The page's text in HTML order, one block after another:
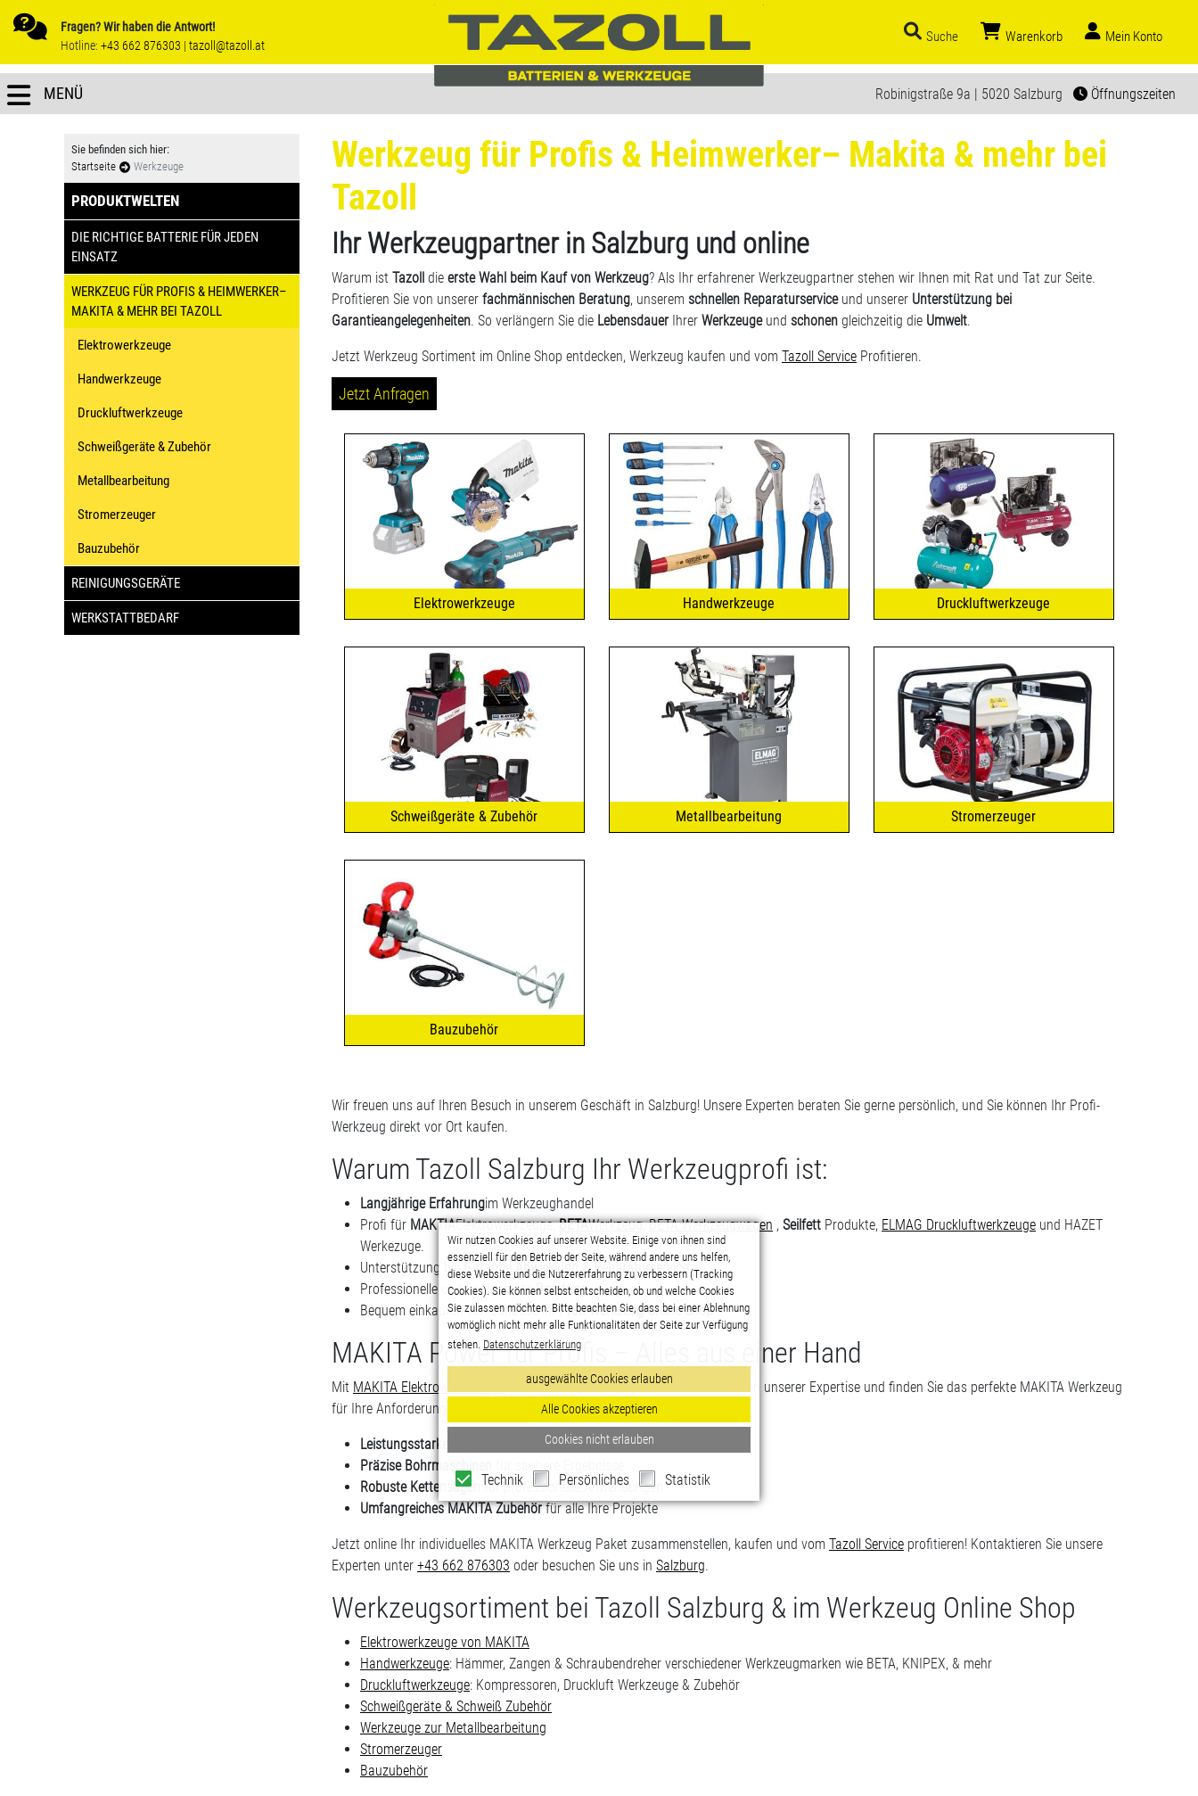
Fragen? Wir haben die Antwort!
Hotline: +43 662 876303 | tazoll@tazoll.at
Mein Konto
Warenkorb
Suche
MENÜ Robinigstraße 9a | 5020 Salzburg Öffnungszeiten
Sie befinden sich hier:
Startseite
Werkzeuge
PRODUKTWELTEN
DIE RICHTIGE BATTERIE FÜR JEDEN
EINSATZ
WERKZEUG FÜR PROFIS & HEIMWERKER–
MAKITA & MEHR BEI TAZOLL
Elektrowerkzeuge
Handwerkzeuge
Druckluftwerkzeuge
Schweißgeräte & Zubehör
Metallbearbeitung
Stromerzeuger
Bauzubehör
REINIGUNGSGERÄTE
WERKSTATTBEDARF
Werkzeug für Profis & Heimwerker– Makita & mehr bei
Tazoll
Ihr Werkzeugpartner in Salzburg und online
Warum ist Tazoll die erste Wahl beim Kauf von Werkzeug? Als Ihr erfahrener Werkzeugpartner stehen wir Ihnen mit Rat und Tat zur Seite.
Profitieren Sie von unserer fachmännischen Beratung, unserem schnellen Reparaturserviceund unserer Unterstützung bei
Garantieangelegenheiten. So verlängern Sie die LebensdauerIhrer Werkzeugeund schonen gleichzeitig die Umwelt.
Jetzt Werkzeug Sortiment im Online Shop entdecken, Werkzeug kaufen und vom Tazoll Service Profitieren.
Jetzt Anfragen
Elektrowerkzeuge Handwerkzeuge Druckluftwerkzeuge
Schweißgeräte & Zubehör Metallbearbeitung Stromerzeuger
Bauzubehör
Wir freuen uns auf Ihren Besuch in unserem Geschäft in Salzburg! Unsere Experten beraten Sie gerne persönlich, und Sie können Ihr Profi-
Werkzeug direkt vor Ort kaufen.
Warum Tazoll Salzburg Ihr Werkzeugprofi ist:
Langjährige Erfahrungim Werkzeughandel
Profi für MAKTIAElektrowerkzeuge,BETAWerkzeug,BETA Werkzeugwagen , Seilfett Produkte, ELMAG Druckluftwerkzeuge und HAZET
Werkezuge.
Unterstützung beiGarantie Abwicklung & Reparaturservice
Professionelle und kompetenteBeratung
Bequem einkaufen von zuhause imProfi Werkzeug Online Shop
MAKITA Power für Profis – Alles aus einer Hand
Mit MAKITA Elektrowerkzeugen
meistern Sie jedes Projekt. Profitieren Sie von unserer Expertise und finden Sie das perfekte MAKITA Werkzeug
für Ihre Anforderungen und passend zu Ihrem Einsatzgebiet:
Leistungsstarke Akku Werkzeuge
für maximale Flexibilität
Präzise Bohrmaschinen
Robuste Kettensägen
für professionelle Anwendungen
Umfangreiches MAKITA Zubehörfür alle Ihre Projekte
Jetzt online Ihr individuelles MAKITA Werkzeug Paket zusammenstellen, kaufen und vom Tazoll Service profitieren! Kontaktieren Sie unsere
Experten unter +43 662 876303 oder besuchen Sie uns in Salzburg.
Werkzeugsortiment bei Tazoll Salzburg & im Werkzeug Online Shop
Elektrowerkzeuge von MAKITA
Handwerkzeuge: Hämmer, Zangen & Schraubendreher verschiedener Werkzeugmarken wie BETA, KNIPEX, & mehr
Druckluftwerkzeuge: Kompressoren, Druckluft Werkzeuge & Zubehör
Schweißgeräte & Schweiß Zubehör
Werkzeuge zur Metallbearbeitung
Stromerzeuger
Bauzubehör